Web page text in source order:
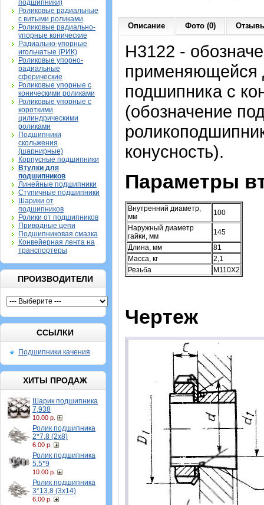
подшипники)
Роликовые радиальные
с витыми роликами
Роликовые радиально-
упорные конические
Радиально-упорные
игольчатые (РИК)
Роликовые упорно-
радиальные
сферические
Роликовые упорные с
коническими роликами
Роликовые упорные с
короткими
цилиндрическими
роликами
Подшипники
скольжения
(шарнирные)
Корпусные подшипники
Втулки для
подшипников
Линейные подшипники
Ступичные подшипники
Шарики от
подшипников
Ролики от подшипников
Приводные цепи
Подшипниковая смазка
Конвейерная лента на
транспортеры
ПРОИЗВОДИТЕЛИ
ССЫЛКИ
Подшипники качения
ХИТЫ ПРОДАЖ
Шарик подшипника
7,938
10.00 р.
Ролик подшипника
2*7,8 (2х8)
6.00 р.
Ролик подшипника
5,5*9
10.00 р.
Ролик подшипника
3*13,8 (3х14)
6.00 р.
Описание Фото (0)
H3122 -
применяющейся
подшипника с
(обозначение
конусность).
Параметры
Внутренний диаметр,
мм
100
Наружный диаметр
гайки, мм
145
Длина, мм
81
Масса, кг
2,1
Резьба
M110X2
Чертеж